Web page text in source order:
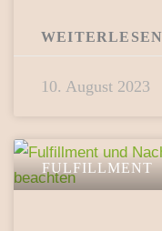
WEITERLESEN
10. August 2023
FULFILLMENT